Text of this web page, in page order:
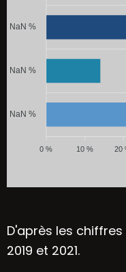
NaN %
NaN %
NaN %
20
10 %
0 %
D'après les chiffres
2019 et 2021.